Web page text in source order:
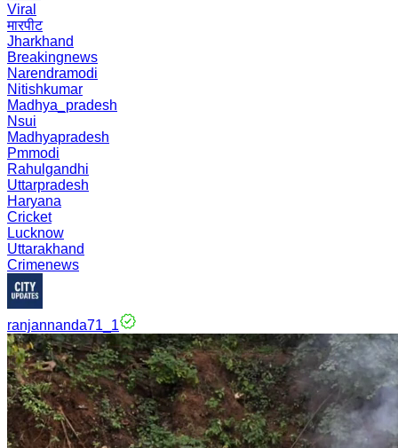
Viral
मारपीट
Jharkhand
Breakingnews
Narendramodi
Nitishkumar
Madhya_pradesh
Nsui
Madhyapradesh
Pmmodi
Rahulgandhi
Uttarpradesh
Haryana
Cricket
Lucknow
Uttarakhand
Crimenews
ranjannanda71_1